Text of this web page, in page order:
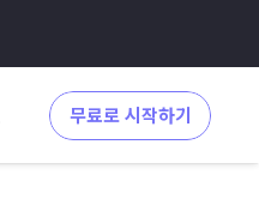
무료로 시작하기